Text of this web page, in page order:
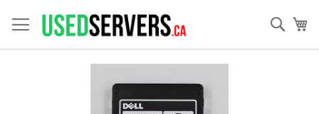
au
contenu